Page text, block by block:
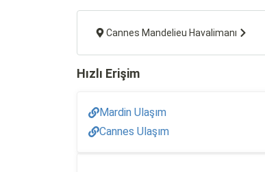
Cannes Mandelieu Havalimanı
Hızlı Erişim
Mardin Ulaşım
Cannes Ulaşım